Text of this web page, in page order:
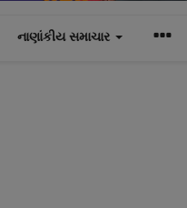
નાણાંકીય સમાચાર